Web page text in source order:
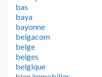
bas
baya
bayonne
belgacom
belge
belges
belgique